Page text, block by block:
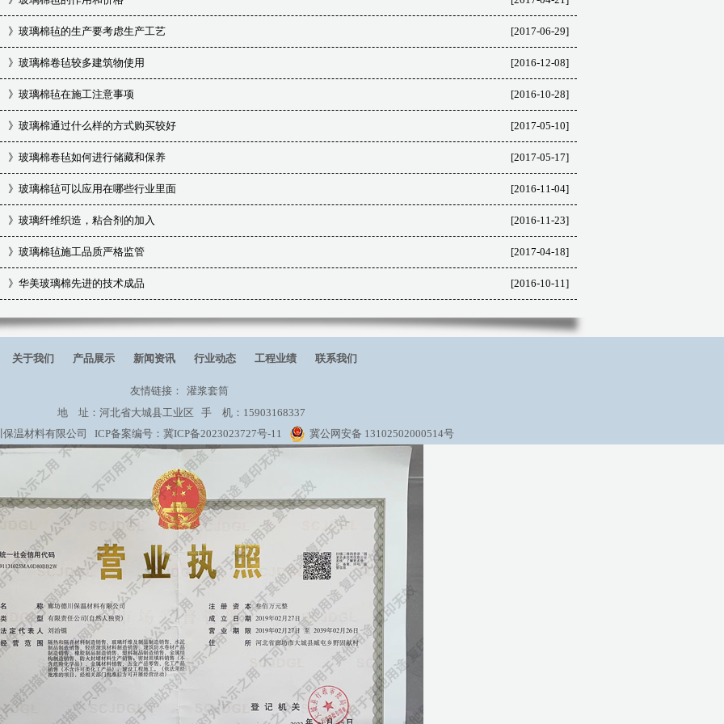
[2017-06-29]
》 玻璃棉毡的生产要考虑生产工艺
[2016-12-08]
》 玻璃棉卷毡较多建筑物使用
[2016-10-28]
》 玻璃棉毡在施工注意事项
[2017-05-10]
》 玻璃棉通过什么样的方式购买较好
[2017-05-17]
》 玻璃棉卷毡如何进行储藏和保养
[2016-11-04]
》 玻璃棉毡可以应用在哪些行业里面
[2016-11-23]
》 玻璃纤维织造，粘合剂的加入
[2017-04-18]
》 玻璃棉毡施工品质严格监管
[2016-10-11]
》 华美玻璃棉先进的技术成品
关于我们 产品展示 新闻资讯 行业动态 工程业绩 联系我们
友情链接：
灌浆套筒
地 址：河北省大城县工业区 手 机：15903168337
温材料有限公司 ICP备案编号： 冀ICP备2023023727号-11 冀公网安备 13102502000514号